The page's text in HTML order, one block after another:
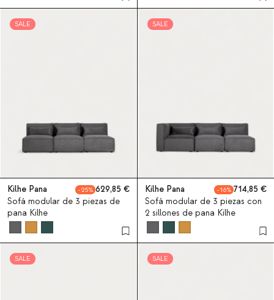
SALE
Kilhe Pana 25
629,85
Sofá modular de 3 piezas de
pana Kilhe
SALE
Kilhe Pana 16
714,85
Sofá modular de 3 piezas con
2 sillones de pana Kilhe
SALE SALE